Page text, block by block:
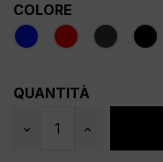
COLORE
QUANTITÀ